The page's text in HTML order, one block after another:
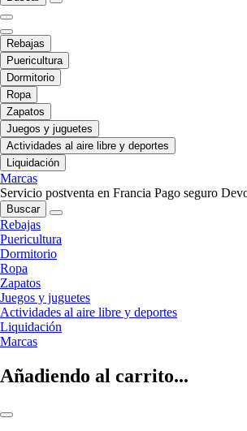
Rebajas
Puericultura
Dormitorio
Ropa
Zapatos
Juegos y juguetes
Actividades al aire libre y deportes
Liquidación
Marcas
Servicio postventa en Francia Pago seguro
Buscar
Rebajas
Puericultura
Dormitorio
Ropa
Zapatos
Juegos y juguetes
Actividades al aire libre y deportes
Liquidación
Marcas
Añadiendo al carrito...